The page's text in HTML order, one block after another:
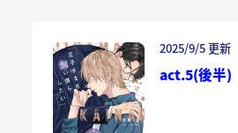
2025/9/5 更新
act.5(後半)